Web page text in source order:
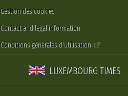
Gestion des cookies
Contact and legal information
Conditions générales d'utilisation
LUXEMBOURG TIMES